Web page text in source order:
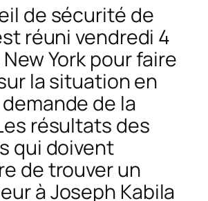
de sécurité de
réuni vendredi 4
York pour faire
la situation en
demande de la
résultats des
qui doivent
de trouver un
à Joseph Kabila